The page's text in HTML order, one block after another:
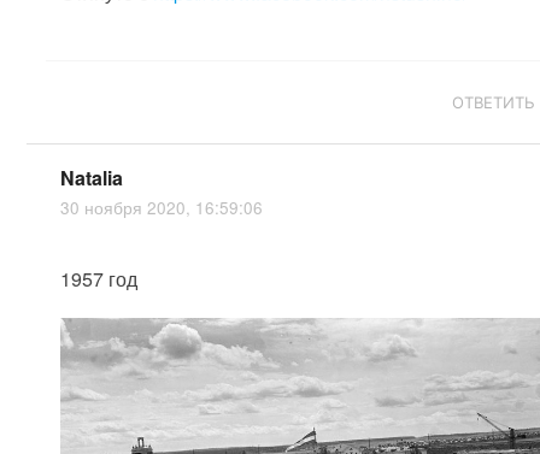
ОТВЕТИТЬ
Natalia
30 ноября 2020, 16:59:06
1957 год